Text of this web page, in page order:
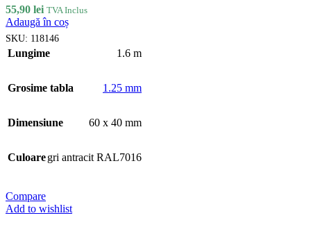
55,90 lei TVA Inclus
Adaugă în coș
SKU: 118146
Lungime 1.6 m
Grosime tabla 1.25 mm
Dimensiune 60 x 40 mm
Culoaregri antracit RAL7016
Compare
Add to wishlist